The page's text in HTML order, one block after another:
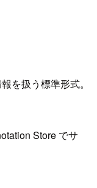
を扱う標準形式。
Store でサ